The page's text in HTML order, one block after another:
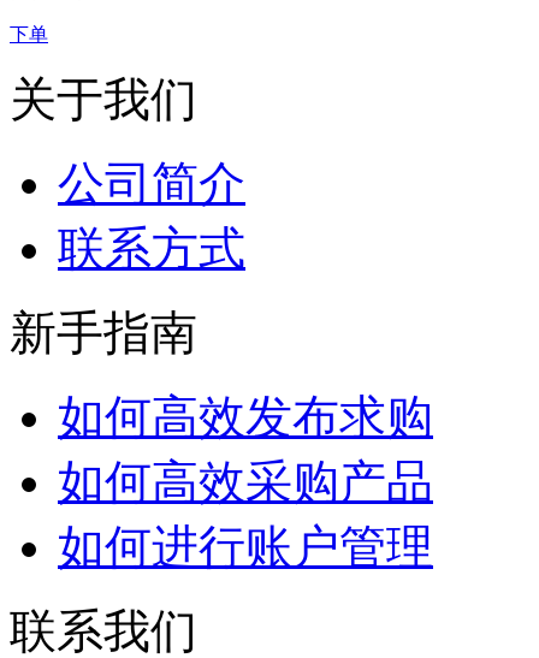
下单
关于我们
公司简介
联系方式
新手指南
如何高效发布求购
如何高效采购产品
如何进行账户管理
联系我们